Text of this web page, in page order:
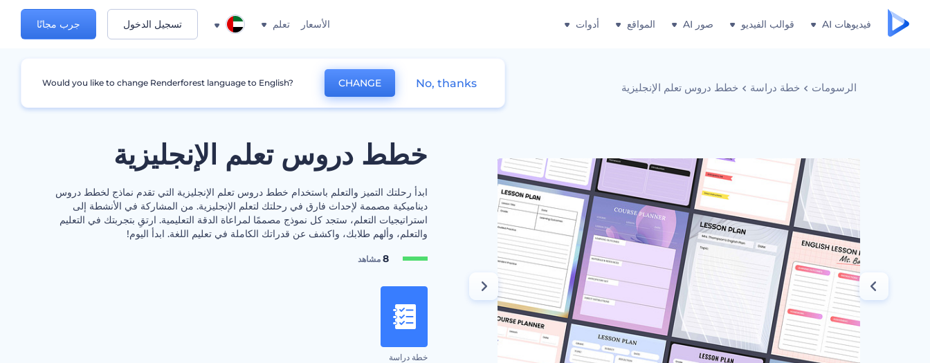
فيديوهات AI قوالب الفيديو صور AI المواقع أدوات الأسعار تعلم تسجيل الدخول جرب مجانًا
الرسومات خطة دراسة خطط دروس تعلم الإنجليزية
خطط دروس تعلم الإنجليزية
ابدأ رحلتك التميز والتعلم باستخدام خطط دروس تعلم الإنجليزية التي تقدم نماذج لخطط دروس
ديناميكية مصممة لإحداث فارق في رحلتك لتعلم الإنجليزية. من المشاركة في الأنشطة إلى
استراتيجيات التعلم، ستجد كل نموذج مصممًا لمراعاة الدقة التعليمية. ارتقِ بتجربتك في التعليم
والتعلم، وألهم طلابك، واكشف عن قدراتك الكاملة في تعليم اللغة. ابدأ اليوم!
8مشاهد
خطة دراسة
Would you like to change Renderforest language to English? CHANGE No, thanks